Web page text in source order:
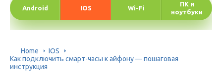
Android IOS Wi-Fi
ПК и
ноутбуки
Home
IOS
Как подключить смарт-часы к айфону — пошаговая
инструкция